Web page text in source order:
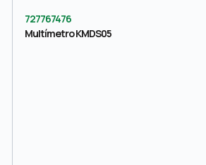
727767476
Multímetro KMDS05